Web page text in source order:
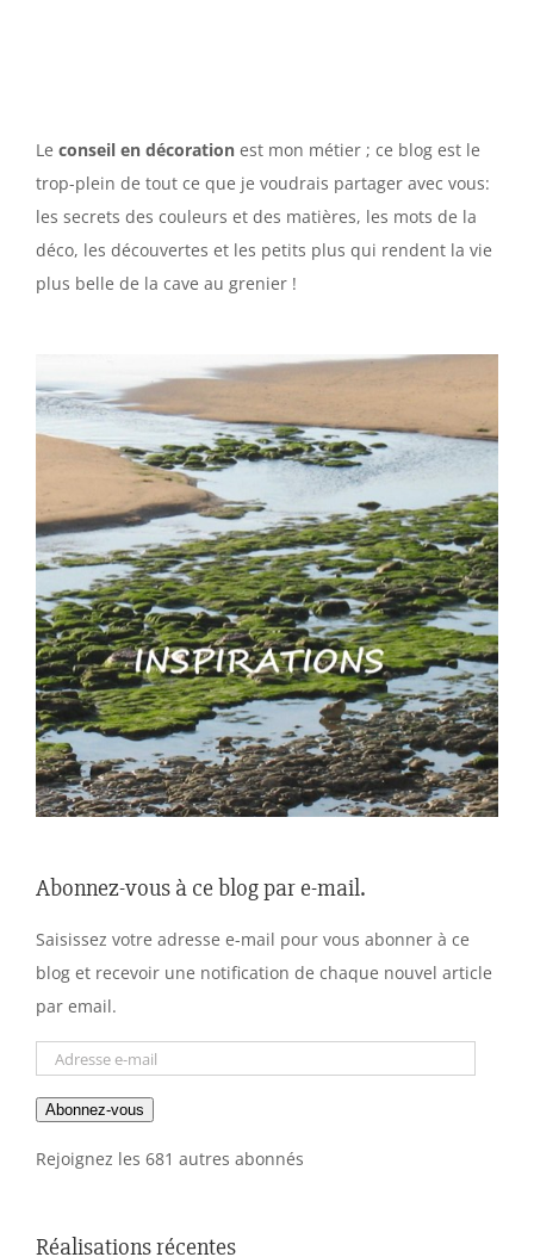
Le conseil en décoration est mon métier ; ce blog est le
trop-plein de tout ce que je voudrais partager avec vous:
les secrets des couleurs et des matières, les mots de la
déco, les découvertes et les petits plus qui rendent la vie
plus belle de la cave au grenier !
Abonnez-vous à ce blog par e-mail.
Saisissez votre adresse e-mail pour vous abonner à ce
blog et recevoir une notification de chaque nouvel article
par email.
Adresse
mail
Abonnez-vous
Rejoignez les 681 autres abonnés
Réalisations récentes